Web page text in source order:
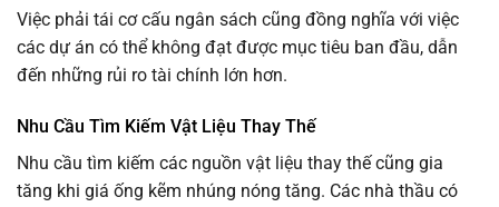
Việc phải tái cơ cấu ngân sách cũng đồng nghĩa với việc
các dự án có thể không đạt được mục tiêu ban đầu, dẫn
đến những rủi ro tài chính lớn hơn.
Nhu Cầu Tìm Kiếm Vật Liệu Thay Thế
Nhu cầu tìm kiếm các nguồn vật liệu thay thế cũng gia
tăng khi giá ống kẽm nhúng nóng tăng. Các nhà thầu có